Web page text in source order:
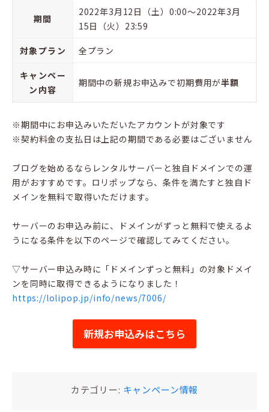
期間
2022年3月12日（土）0:00～2022年3月
15日（火）23:59
対象プラン 全プラン
キャンペー
ン内容
期間中の新規お申込みで初期費用が半額
※期間中にお申込みいただいたアカウントが対象です
※契約料金の支払日は上記の期間である必要はございません
ブログを始めるならレンタルサーバーと独自ドメインでの運
用がおすすめです。ロリポップなら、条件を満たすと独自ド
メインを無料で取得いただけます。
サーバーのお申込み前に、ドメインがずっと無料で使えるよ
うになる条件を以下のページで確認してみてください。
▽サーバー申込み時に「ドメインずっと無料」の対象ドメイ
ンを同時に取得できるようになりました！
https://lolipop.jp/info/news/7006/
新規お申込みはこちら
カテゴリー: キャンペーン情報